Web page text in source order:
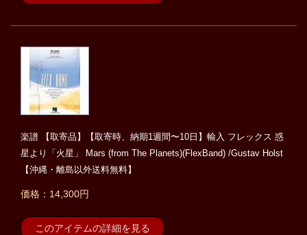
楽譜 【取寄品】【取寄時、納期1週間〜10日】輸入 フレックス 惑
星より「火星」 Mars (from The Planets)(FlexBand) /Gustav Holst
【沖縄・離島以外送料無料】
価格：14,300円
このアイテムの詳細を見る